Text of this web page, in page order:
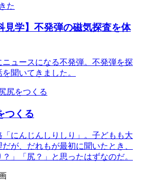
見学】不発弾の磁気探査を体
ュースになる不発弾。不発弾を探
聞いてきました。
つくる
にんじんしりしり」。子どもも大
が、だれもが最初に聞いたとき、
」「尻？」と思ったはずなのだ。